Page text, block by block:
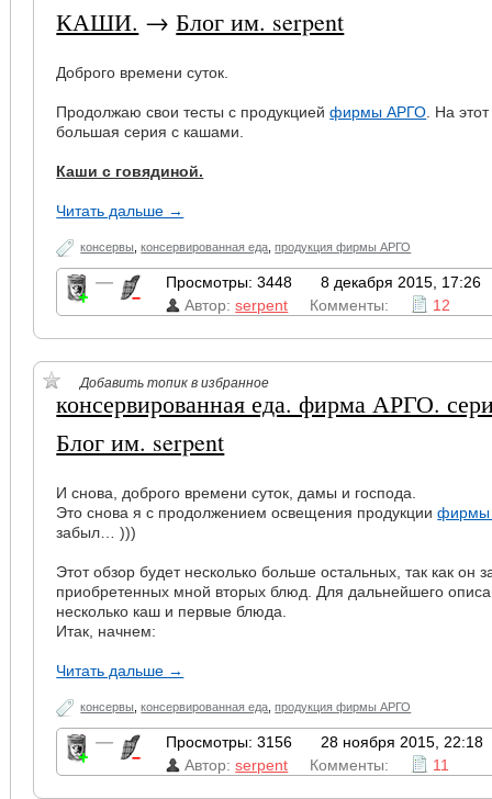
КАШИ. →Блог им. serpent
Доброго времени суток.
Продолжаю свои тесты с продукциейфирмы АРГО . На
большая серия с кашами.
Каши с говядиной.
Читать дальше →
консервы ,консервированная еда ,продукция фирмы АРГО
— Просмотры: 3448
8 декабря 2015, 17:26
Автор:serpent Комменты: 12
Добавить топик в избранное
консервированная еда. фирма АРГО.
Блог им. serpent
И снова, доброго времени суток, дамы и господа.
Это снова я с продолжением освещения продукциифирмы
забыл… )))
Этот обзор будет несколько больше остальных, так как он
приобретенных мной вторых блюд. Для дальнейшего
несколько каш и первые блюда.
Итак, начнем:
Читать дальше →
консервы ,консервированная еда ,продукция фирмы АРГО
— Просмотры: 3156
28 ноября 2015, 22:18
Автор:serpent Комменты: 11